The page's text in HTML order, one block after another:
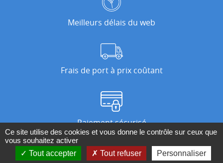
Meilleurs délais du web
Frais de port à prix coûtant
Paiement sécurisé
Ce site utilise des cookies et vous donne le contrôle sur ceux que
vous souhaitez activer
Tout accepter
Tout refuser Personnaliser